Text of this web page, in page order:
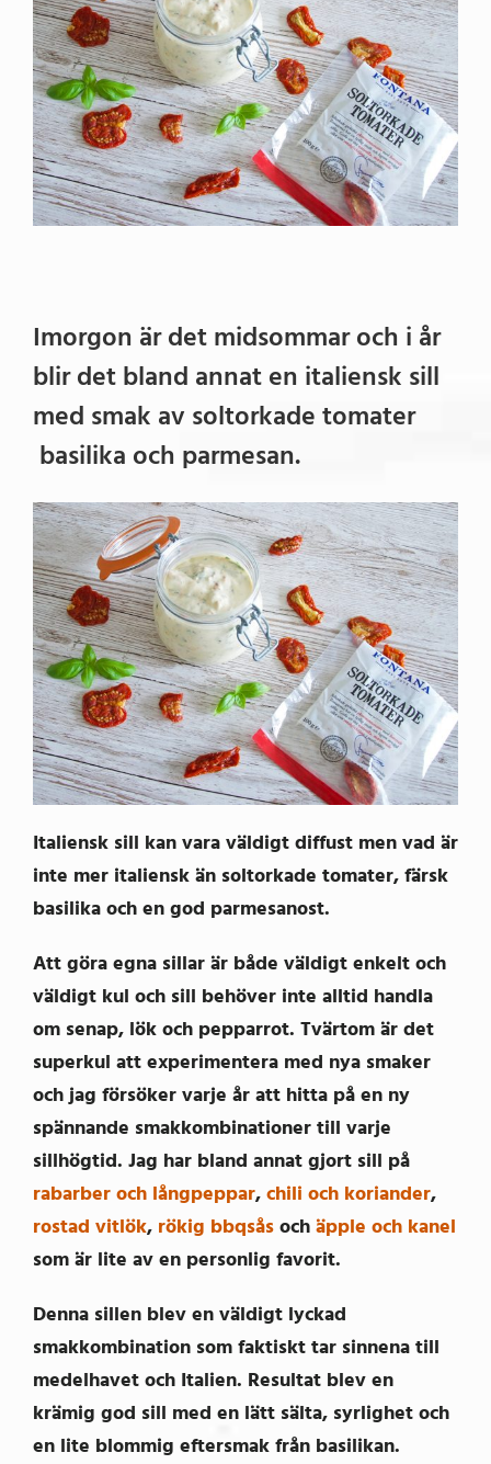
Imorgon är det midsommar och i år
blir det bland annat en italiensk sill
med smak av soltorkade tomater
basilika och parmesan.
Italiensk sill kan vara väldigt diffust men vad är
inte mer italiensk än soltorkade tomater, färsk
basilika och en god parmesanost.
Att göra egna sillar är både väldigt enkelt och
väldigt kul och sill behöver inte alltid handla
om senap, lök och pepparrot. Tvärtom är det
superkul att experimentera med nya smaker
och jag försöker varje år att hitta på en ny
spännande smakkombinationer till varje
sillhögtid. Jag har bland annat gjort sill på
rabarber och långpeppar,chili och koriander,
rostad vitlök, rökig bbqsåsochäpple och kanel
som är lite av en personlig favorit.
Denna sillen blev en väldigt lyckad
smakkombination som faktiskt tar sinnena till
medelhavet och Italien. Resultat blev en
krämig god sill med en lätt sälta, syrlighet och
en lite blommig eftersmak från basilikan.